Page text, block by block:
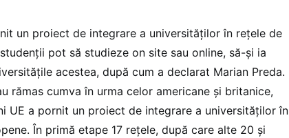
un proiect de integrare a universităților în rețele de
pot să studieze on site sau online, să-și ia
acestea, după cum a declarat Marian Preda.
rămas cumva în urma celor americane și britanice,
UE a pornit un proiect de integrare a universităților în
În primă etape 17 rețele, după care alte 20 și